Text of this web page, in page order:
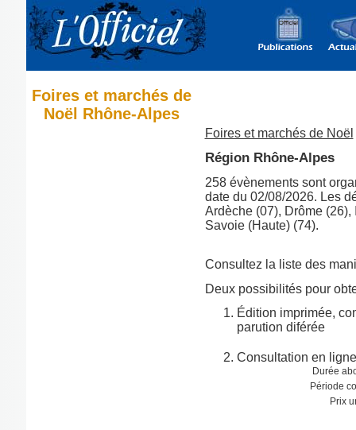
Foires et marchés de
Noël Rhône-Alpes
Foires et marchés de Noël
Région Rhône-Alpes
258 évènements sont
date du 02/08/2026. Les
Ardèche (07), Drôme
Savoie (Haute) (74).
Consultez la liste des
Deux possibilités pour
Édition imprimée,
parution diférée
Consultation en
Durée
Période
Prix